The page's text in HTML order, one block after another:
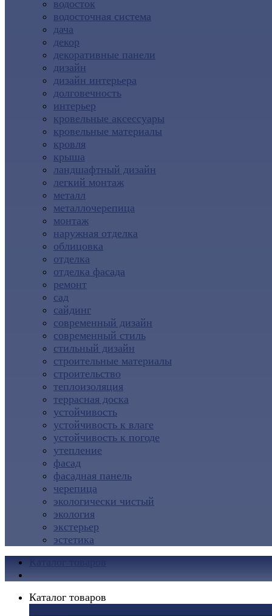
водосток
водосточная система
дача
декор
декоративные панели
дизайн
дизайн интерьера
долговечность
интерьер
кровельные аксессуары
кровельные материалы
кровля
крыша
ландшафтный дизайн
легкий монтаж
металл
металлочерепица
монтаж
наружная отделка
облицовка
отделка
отделка фасада
ремонт
сад
сайдинг
современный дизайн
современный стиль
стильный дизайн
строительные материалы
строительство
теплоизоляция
террасная доска
устойчивость
устойчивость к влаге
устойчивость к погоде
утепление
фасад
фасадная панель
черепица
экологически чистый
экология
экстерьер
эстетика
Каталог товаров